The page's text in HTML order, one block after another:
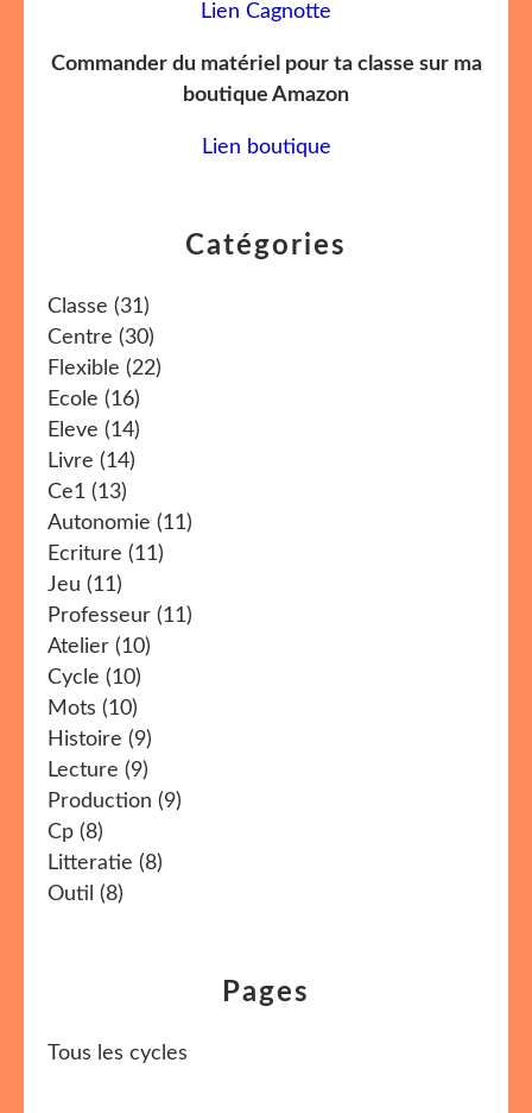
Catégories
Classe (31)
Centre (30)
Flexible (22)
Ecole (16)
Eleve (14)
Livre (14)
Ce1 (13)
Autonomie (11)
Ecriture (11)
Jeu (11)
Professeur (11)
Atelier (10)
Cycle (10)
Mots (10)
Histoire (9)
Lecture (9)
Production (9)
Cp (8)
Litteratie (8)
Outil (8)
Pages
Tous les cycles
Lien Cagnotte
Commander du matériel pour ta classe sur ma
boutique Amazon
Lien boutique